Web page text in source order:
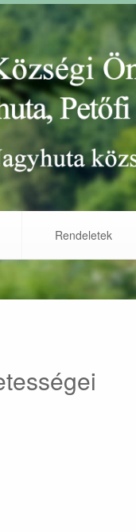
Rendeletek